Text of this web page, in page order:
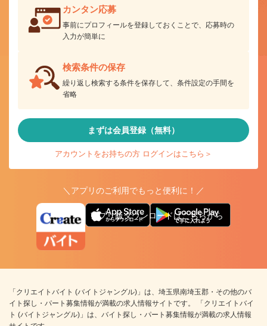
カンタン応募
事前にプロフィールを登録しておくことで、応募時の
入力が簡単に
検索条件の保存
繰り返し検索する条件を保存して、条件設定の手間を
省略
まずは会員登録（無料）
アカウントをお持ちの方 ログインはこちら＞
＼アプリのご利用でもっと便利に！／
アプリ版ダウンロードはこちらから
「クリエイトバイト (バイトジャングル)」は、埼玉県南埼玉郡・その他のバ
イト探し・パート募集情報が満載の求人情報サイトです。 「クリエイトバイ
ト (バイトジャングル)」は、バイト探し・パート募集情報が満載の求人情報